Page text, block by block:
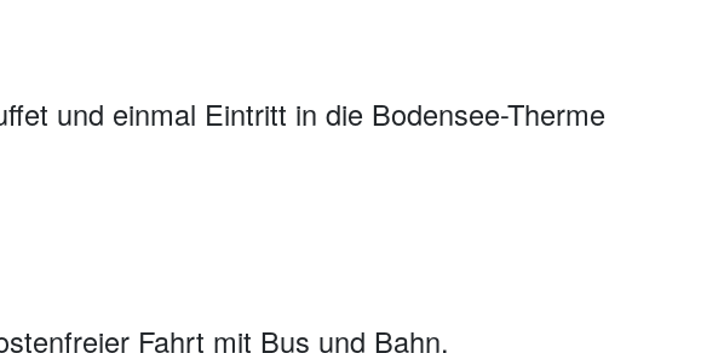
und einmal Eintritt in die Bodensee-Therme
Fahrt mit Bus und Bahn.